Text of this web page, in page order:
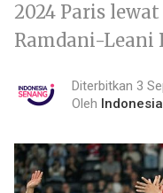
2024 Paris
Ramdani-Leani
Diterbitkan 3
Oleh